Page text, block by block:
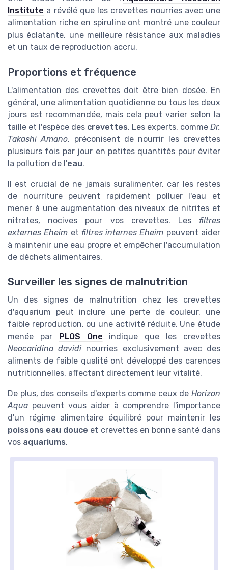
Institute a révélé que les crevettes nourries avec une
alimentation riche en spiruline ont montré une couleur
plus éclatante, une meilleure résistance aux maladies
et un taux de reproduction accru.
Proportions et fréquence
L'alimentation des crevettes doit être bien dosée. En
général, une alimentation quotidienne ou tous les deux
jours est recommandée, mais cela peut varier selon la
taille et l'espèce des crevettes. Les experts, comme Dr.
Takashi Amano, préconisent de nourrir les crevettes
plusieurs fois par jour en petites quantités pour éviter
la pollution de l'eau.
Il est crucial de ne jamais suralimenter, car les restes
de nourriture peuvent rapidement polluer l'eau et
mener à une augmentation des niveaux de nitrites et
nitrates, nocives pour vos crevettes. Les filtres
externes Eheim et filtres internes Eheim peuvent aider
à maintenir une eau propre et empêcher l'accumulation
de déchets alimentaires.
Surveiller les signes de malnutrition
Un des signes de malnutrition chez les crevettes
d'aquarium peut inclure une perte de couleur, une
faible reproduction, ou une activité réduite. Une étude
menée par PLOS One indique que les crevettes
Neocaridina davidi nourries exclusivement avec des
aliments de faible qualité ont développé des carences
nutritionnelles, affectant directement leur vitalité.
De plus, des conseils d'experts comme ceux de Horizon
Aqua peuvent vous aider à comprendre l'importance
d'un régime alimentaire équilibré pour maintenir les
poissons eau douce et crevettes en bonne santé dans
vos aquariums.